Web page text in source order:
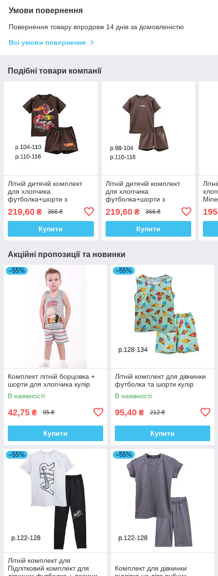
Умови повернення
Повернення товару впродовж 14 днів за домовленістю
Всі умови повернення
Подібні товари компанії
Літній дитячій комплект
для хлопчика
футболка+шорти з
кулір
219,60 ₴ 366 ₴
Купити
Літній дитячій комплект
для хлопчика
футболка+шорти з
кулір
219,60₴ 366 ₴
Купити
Акційні пропозиції та новинки
–55%
Комплект літній борцовка +
шорти для хлопчика кулір
В наявності
42,75 ₴ 95 ₴
Купити
–55%
Літній комплект для дівчинки
футболка та шорти кулір
В наявності
95,40 ₴ 212 ₴
Купити
–55%
Літній комплект для
Підлітковий комплект для
–55%
Комплект для дівчинки